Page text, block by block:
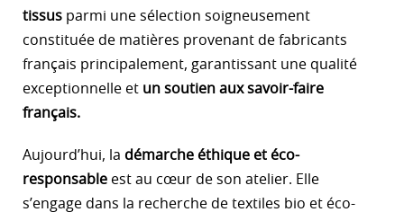
tissus parmi une sélection soigneusement
constituée de matières provenant de fabricants
français principalement, garantissant une qualité
exceptionnelle et un soutien aux savoir-faire
français.
Aujourd’hui, la démarche éthique et éco-
responsable est au cœur de son atelier. Elle
s’engage dans la recherche de textiles bio et éco-